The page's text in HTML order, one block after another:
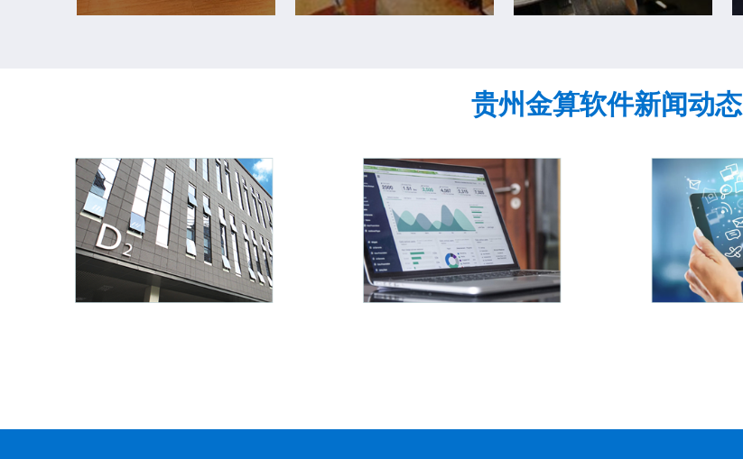
批次等方面管理，更有仓库
物流运输、库龄分析、智能
补货等深度行业应用。
查看详情
理，以及往来客户分布广泛
的信用额度管控、操作简
单、应用易上手。
查看详情
汽配汽修
修、整机更换。从维修接
件、到维修业务处理、维修
费用核算、维修取件及服务
回访等环节进行严格把关。
贵州金算软件新闻动态